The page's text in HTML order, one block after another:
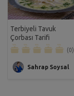
Terbiyeli Tavuk
Çorbası Tarifi
(0)
Sahrap Soysal